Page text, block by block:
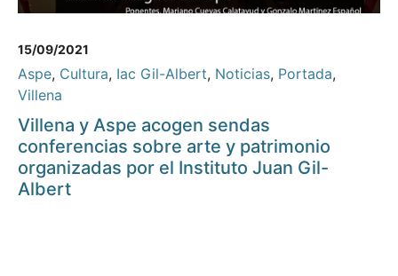
15/09/2021
Aspe, Cultura, Iac Gil-Albert, Noticias, Portada,
Villena
Villena y Aspe acogen sendas
conferencias sobre arte y patrimonio
organizadas por el Instituto Juan Gil-
Albert